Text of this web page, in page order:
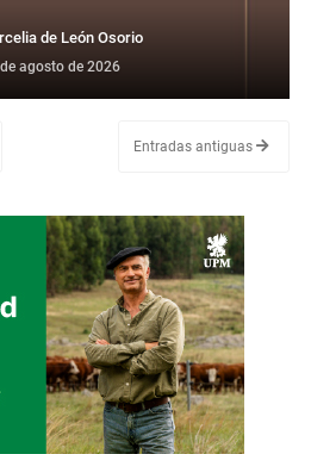
de León Osorio
agosto de 2026
Entradas antiguas